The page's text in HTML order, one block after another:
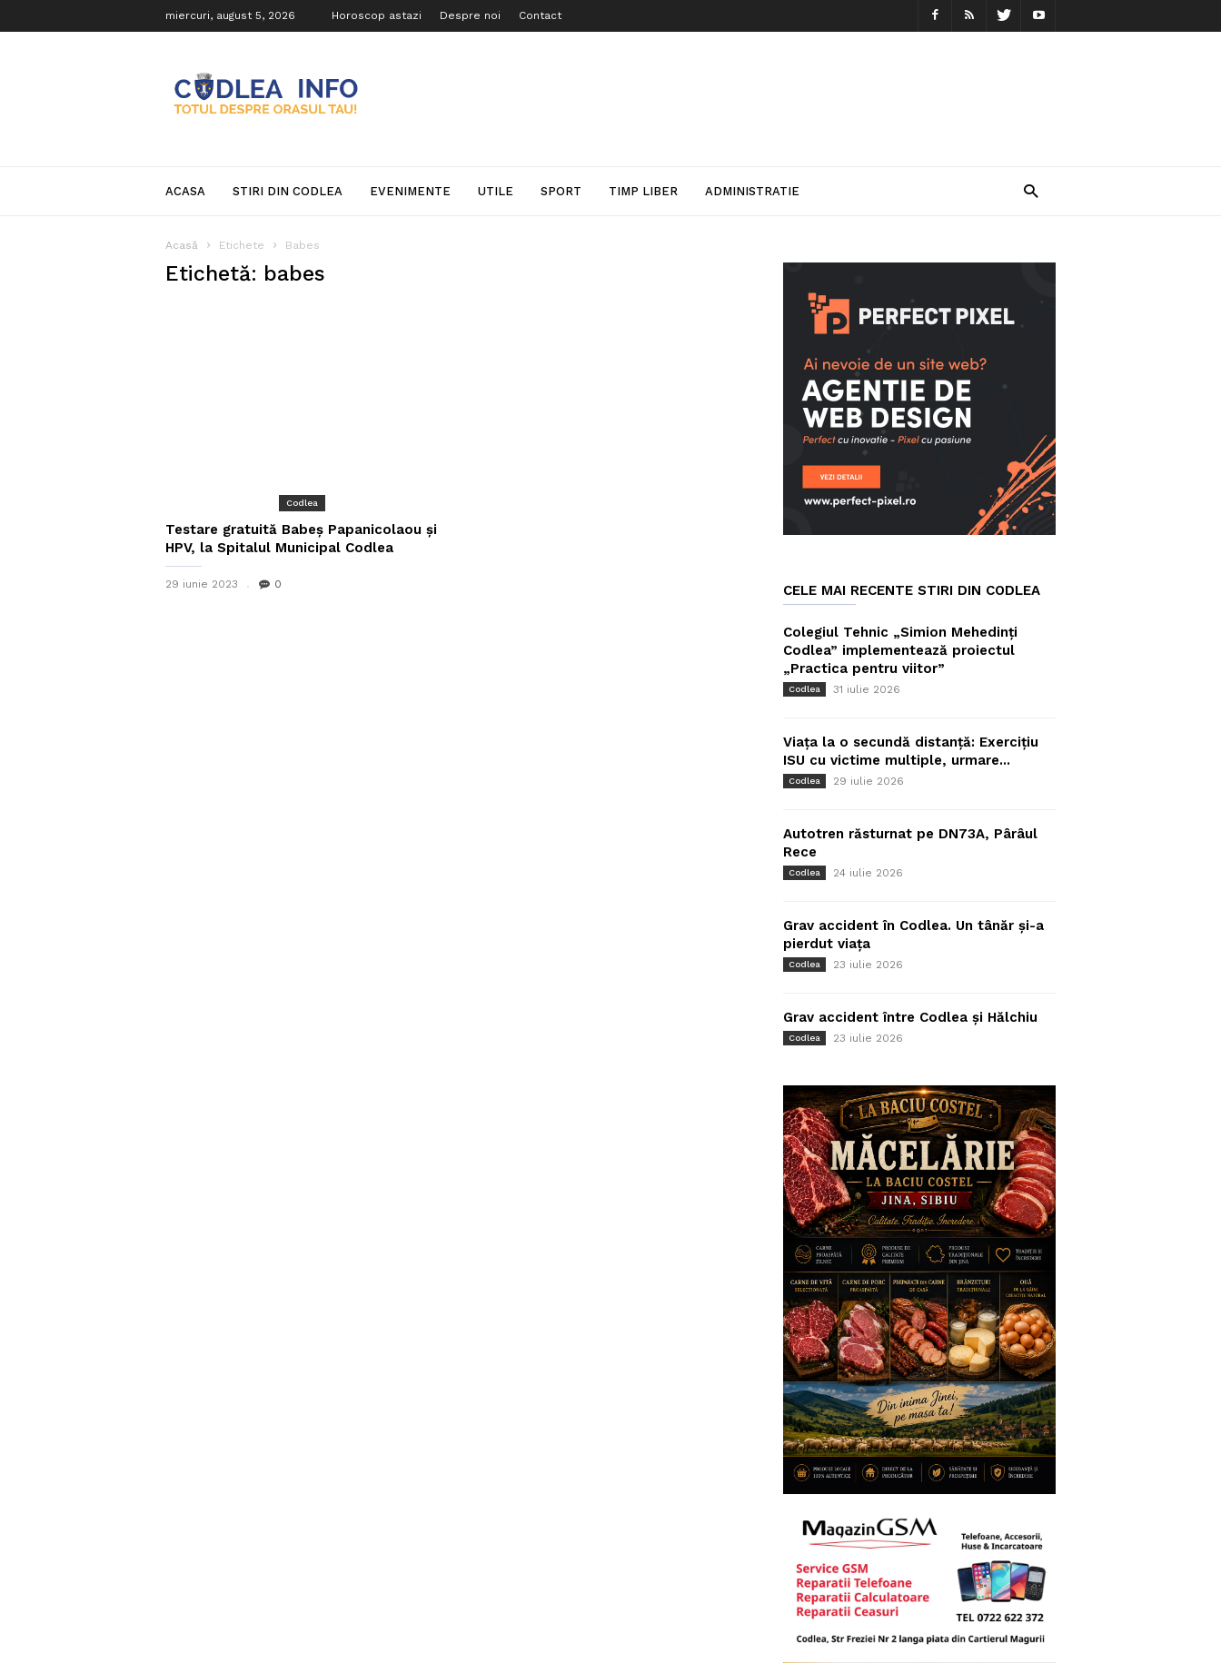
miercuri, august 5, 2026 Horoscop astazi Despre noi Contact
Info
ACASA STIRI DIN CODLEA EVENIMENTE UTILE SPORT TIMP LIBER ADMINISTRATIE
Acasă Etichete Babes
Etichetă: babes
Codlea
Testare gratuită Babeş Papanicolaou şi
HPV, la Spitalul Municipal Codlea
29 iunie 2023 0 CELE MAI RECENTE STIRI DIN CODLEA
Colegiul Tehnic „Simion Mehedinți
Codlea” implementează proiectul
„Practica pentru viitor”
Codlea 31 iulie 2026
Viața la o secundă distanță: Exercițiu
ISU cu victime multiple, urmare...
Codlea 29 iulie 2026
Autotren răsturnat pe DN73A, Pârâul
Rece
Codlea 24 iulie 2026
Grav accident în Codlea. Un tânăr și-a
pierdut viața
Codlea 23 iulie 2026
Grav accident între Codlea și Hălchiu
Codlea 23 iulie 2026